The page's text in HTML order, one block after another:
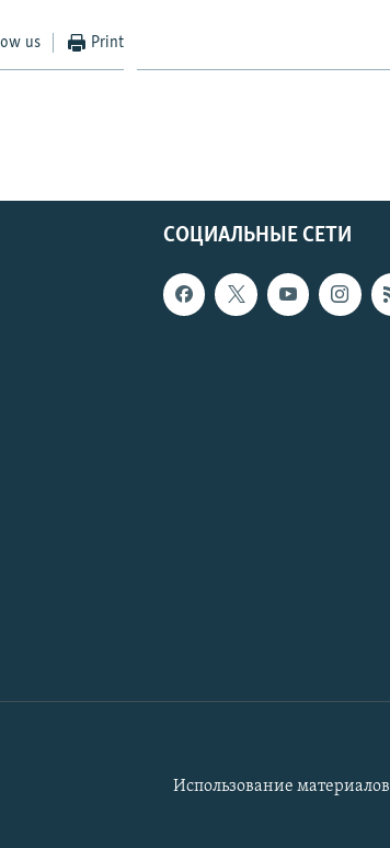
us Print
СОЦИАЛЬНЫЕ СЕТИ
Использование материалов